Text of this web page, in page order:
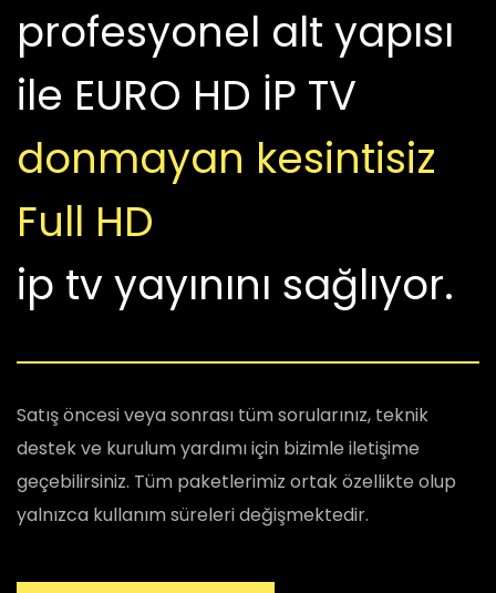
profesyonel alt yapısı
ile EURO HD İP TV
donmayan kesintisiz
Full HD
ip tv yayınını sağlıyor.
Satış öncesi veya sonrası tüm sorularınız, teknik
destek ve kurulum yardımı için bizimle iletişime
geçebilirsiniz. Tüm paketlerimiz ortak özellikte olup
yalnızca kullanım süreleri değişmektedir.